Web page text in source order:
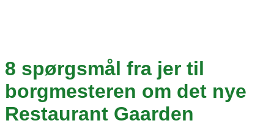
8 spørgsmål fra jer til
borgmesteren om det nye
Restaurant Gaarden